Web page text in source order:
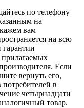
по телефону
на
вам
на всю
прилагаемых
Если
вернуть его,
потребителей в
четырнадцати
товар.